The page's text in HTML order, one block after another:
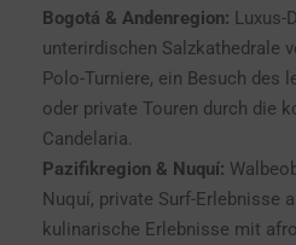
Bogotá & Andenregion: Luxus-
unterirdischen Salzkathedrale
Polo-Turniere, ein Besuch des
oder private Touren durch die
Candelaria.
Pazifikregion & Nuquí:
Nuquí, private Surf-Erlebnisse
kulinarische Erlebnisse mit